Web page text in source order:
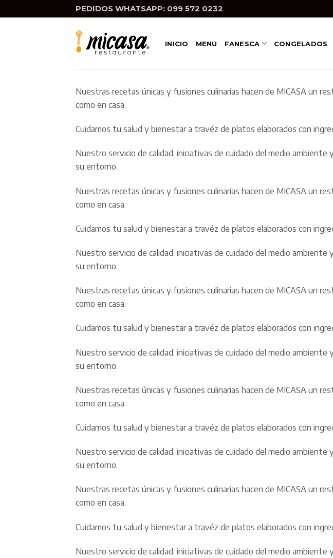
to
PEDIDOS WHATSAPP: 099 572 0232
INICIO MENU FANESCA CONGELADOS
Nuestras recetas únicas y fusiones culinarias hacen de MICASA un
como en casa.
Cuidamos tu salud y bienestar a travéz de platos elaborados con
Nuestro servicio de calidad, iniciativas de cuidado del medio ambiente
su entorno.
Nuestras recetas únicas y fusiones culinarias hacen de MICASA un
como en casa.
Cuidamos tu salud y bienestar a travéz de platos elaborados con
Nuestro servicio de calidad, iniciativas de cuidado del medio ambiente
su entorno.
Nuestras recetas únicas y fusiones culinarias hacen de MICASA un
como en casa.
Cuidamos tu salud y bienestar a travéz de platos elaborados con
Nuestro servicio de calidad, iniciativas de cuidado del medio ambiente
su entorno.
Nuestras recetas únicas y fusiones culinarias hacen de MICASA un
como en casa.
Cuidamos tu salud y bienestar a travéz de platos elaborados con
Nuestro servicio de calidad, iniciativas de cuidado del medio ambiente
su entorno.
Nuestras recetas únicas y fusiones culinarias hacen de MICASA un
como en casa.
Cuidamos tu salud y bienestar a travéz de platos elaborados con
Nuestro servicio de calidad, iniciativas de cuidado del medio ambiente